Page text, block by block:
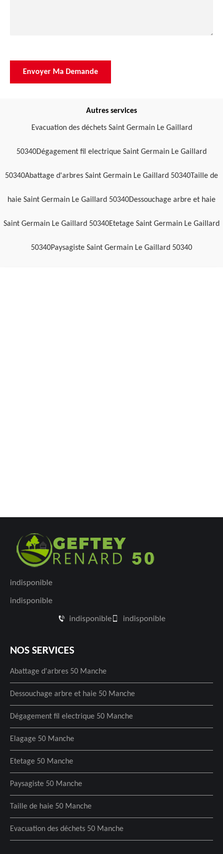
Autres services
Evacuation des déchets Saint Germain Le Gaillard
50340Dégagement fil electrique Saint Germain Le Gaillard
50340Abattage d'arbres Saint Germain Le Gaillard 50340Taille de
haie Saint Germain Le Gaillard 50340Dessouchage arbre et haie
Saint Germain Le Gaillard 50340Etetage Saint Germain Le Gaillard
50340Paysagiste Saint Germain Le Gaillard 50340
indisponible
indisponible
indisponible indisponible
NOS SERVICES
Abattage d'arbres 50 Manche
Dessouchage arbre et haie 50 Manche
Dégagement fil electrique 50 Manche
Elagage 50 Manche
Etetage 50 Manche
Paysagiste 50 Manche
Taille de haie 50 Manche
Evacuation des déchets 50 Manche